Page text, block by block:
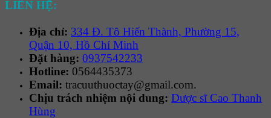
LIÊN HỆ:
Địa chỉ: 334 Đ. Tô Hiến Thành, Phường 15,
Quận 10, Hồ Chí Minh
Đặt hàng: 0937542233
Hotline: 0564435373
Email: tracuuthuoctay@gmail.com.
Chịu trách nhiệm nội dung: Dược sĩ Cao Thanh
Hùng